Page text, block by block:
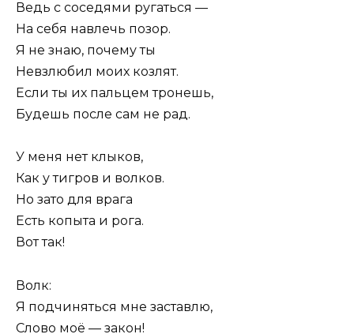
Ведь с соседями ругаться —
На себя навлечь позор.
Я не знаю, почему ты
Невзлюбил моих козлят.
Если ты их пальцем тронешь,
Будешь после сам не рад.
У меня нет клыков,
Как у тигров и волков.
Но зато для врага
Есть копыта и рога.
Вот так!
Волк:
Я подчиняться мне заставлю,
Слово моё — закон!